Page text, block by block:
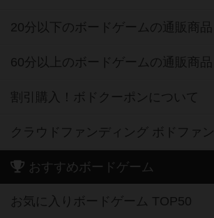
20分以下のボードゲームの通販商品
60分以上のボードゲームの通販商品
割引購入！ボドクーポンについて
クラウドファンディング ボドファン
おすすめボードゲーム
お気に入りボードゲーム TOP50